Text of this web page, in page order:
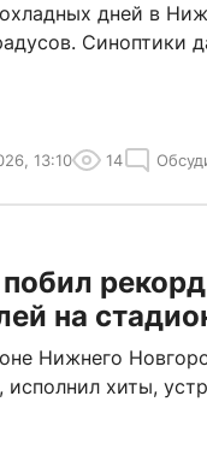
дней в
Синоптики
13:10 14
побил
на
Нижнего
исполнил хиты,